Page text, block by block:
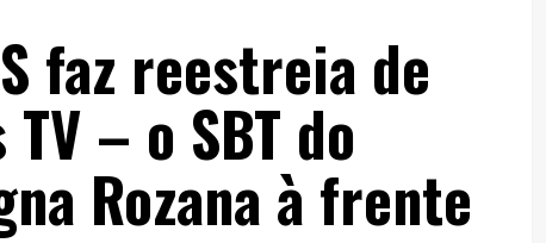
faz reestreia de
– o SBT do
Rozana à frente